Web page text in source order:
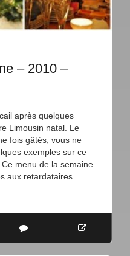
– 2010 –
après quelques
Limousin natal. Le
fois gâtés, vous ne
exemples sur ce
menu de la semaine
aux retardataires...